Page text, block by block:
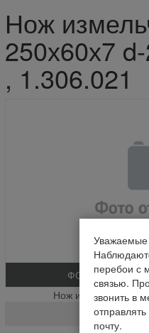
Нож
250х60х7
, 1.306.021
ФОТО
Нож измельчителя
Уважаемые
перебои с
связью.
звонить в
почту.